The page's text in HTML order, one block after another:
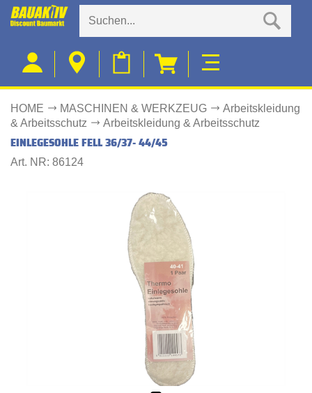
HOME MASCHINEN & WERKZEUG
Arbeitskleidung
& Arbeitsschutz
Arbeitskleidung & Arbeitsschutz
EINLEGESOHLE FELL 36/37- 44/45
Art. NR: 86124